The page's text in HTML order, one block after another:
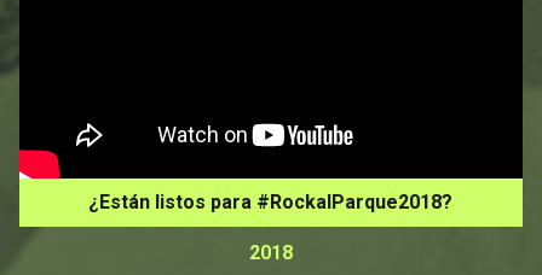
¿Están listos para #RockalParque2018?
2018